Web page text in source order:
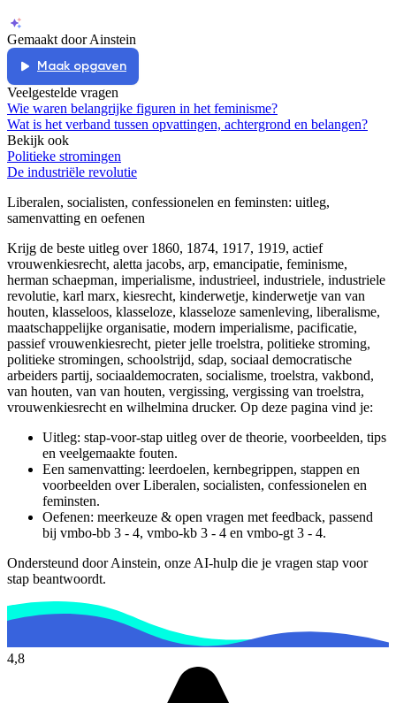
Gemaakt door Ainstein
Maak opgaven
Veelgestelde vragen
Wie waren belangrijke figuren in het feminisme?
Wat is het verband tussen opvattingen, achtergrond en belangen?
Bekijk ook
Politieke stromingen
De industriële revolutie
Liberalen, socialisten, confessionelen en feminsten: uitleg,
samenvatting en oefenen
Krijg de beste uitleg over 1860, 1874, 1917, 1919, actief
vrouwenkiesrecht, aletta jacobs, arp, emancipatie, feminisme,
herman schaepman, imperialisme, industrieel, industriele, industriele
revolutie, karl marx, kiesrecht, kinderwetje, kinderwetje van van
houten, klasseloos, klasseloze, klasseloze samenleving, liberalisme,
maatschappelijke organisatie, modern imperialisme, pacificatie,
passief vrouwenkiesrecht, pieter jelle troelstra, politieke stroming,
politieke stromingen, schoolstrijd, sdap, sociaal democratische
arbeiders partij, sociaaldemocraten, socialisme, troelstra, vakbond,
van houten, van van houten, vergissing, vergissing van troelstra,
vrouwenkiesrecht en wilhelmina drucker. Op deze pagina vind je:
Uitleg: stap-voor-stap uitleg over de theorie, voorbeelden, tips
en veelgemaakte fouten.
Een samenvatting: leerdoelen, kernbegrippen, stappen en
voorbeelden overLiberalen, socialisten, confessionelen en
feminsten.
Oefenen: meerkeuze & open vragen met feedback, passend
bij vmbo-bb 3 - 4, vmbo-kb 3 - 4 en vmbo-gt 3 - 4.
Ondersteund door Ainstein, onze AI-hulp die je vragen stap voor
stap beantwoordt.
4,8